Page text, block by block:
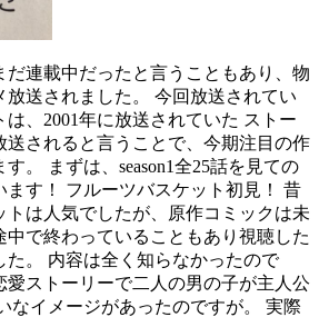
だ連載中だったと言うこともあり、物
放送されました。 今回放送されてい
は、2001年に放送されていた ストー
送されると言うことで、今期注目の作
。 まずは、season1全25話を見ての
ます！ フルーツバスケット初見！ 昔
トは人気でしたが、原作コミックは未
中で終わっていることもあり視聴した
た。 内容は全く知らなかったので
愛ストーリーで二人の男の子が主人公
なイメージがあったのですが。 実際